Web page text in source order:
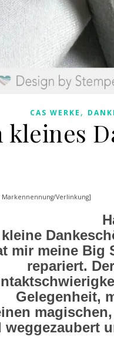
CAS WERKE ,
kleines
Markennennung/Verlinkung]
mir meine Big
repariert.
Gelegenheit,
weggezaubert